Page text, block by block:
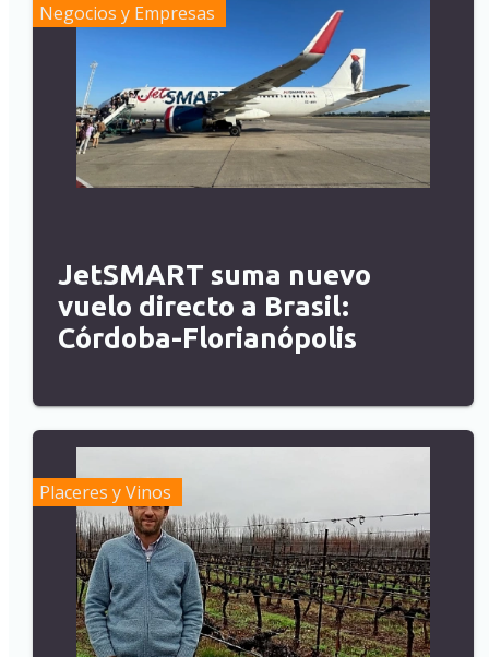
Negocios y Empresas
JetSMART suma nuevo
vuelo directo a Brasil:
Córdoba-Florianópolis
Placeres y Vinos